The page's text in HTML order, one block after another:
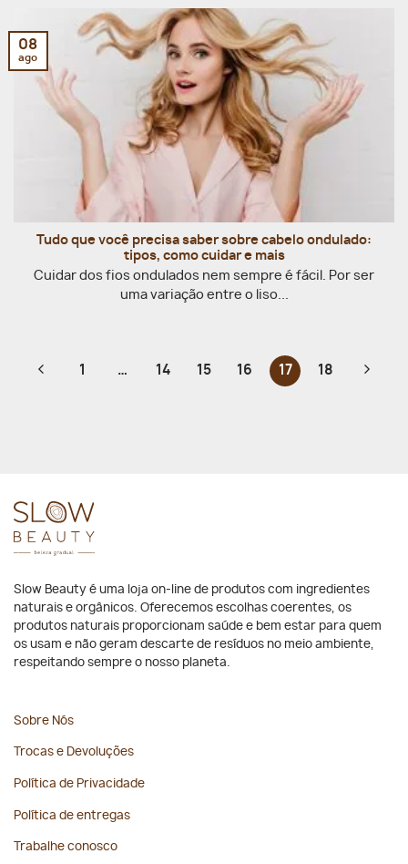
Tudo que você precisa saber sobre cabelo ondulado:
tipos, como cuidar e mais
Cuidar dos fios ondulados nem sempre é fácil. Por ser
uma variação entre o liso...
08
ago
1 … 14 15 16 17 18
Slow Beauty é uma loja on-line de produtos com ingredientes
naturais e orgânicos. Oferecemos escolhas coerentes, os
produtos naturais proporcionam saúde e bem estar para quem
os usam e não geram descarte de resíduos no meio ambiente,
respeitando sempre o nosso planeta.
Sobre Nós
Trocas e Devoluções
Política de Privacidade
Política de entregas
Trabalhe conosco